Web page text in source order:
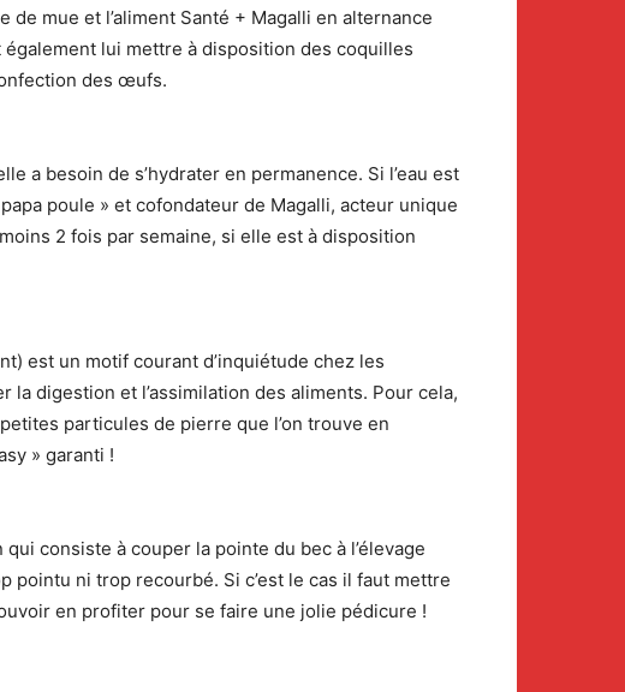
mue et l’aliment Santé + Magalli en alternance
lui mettre à disposition des coquilles
des œufs.
a besoin de s’hydrater en permanence. Si l’eau est
poule » et cofondateur de Magalli, acteur unique
2 fois par semaine, si elle est à disposition
est un motif courant d’inquiétude chez les
digestion et l’assimilation des aliments. Pour cela,
particules de pierre que l’on trouve en
» garanti !
consiste à couper la pointe du bec à l’élevage
ni trop recourbé. Si c’est le cas il faut mettre
en profiter pour se faire une jolie pédicure !